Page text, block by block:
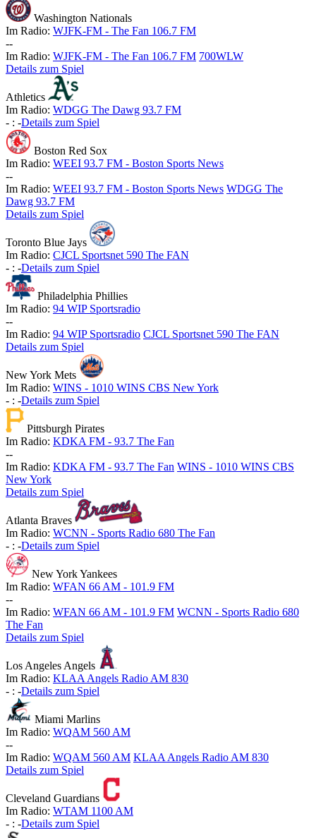
Washington Nationals
Im Radio: WJFK-FM - The Fan 106.7 FM
--
Im Radio: WJFK-FM - The Fan 106.7 FM 700WLW
Details zum Spiel
Athletics
Im Radio: WDGG The Dawg 93.7 FM
- : -Details zum Spiel
Boston Red Sox
Im Radio: WEEI 93.7 FM - Boston Sports News
--
Im Radio: WEEI 93.7 FM - Boston Sports News WDGG The
Dawg 93.7 FM
Details zum Spiel
Toronto Blue Jays
Im Radio: CJCL Sportsnet 590 The FAN
- : -Details zum Spiel
Philadelphia Phillies
Im Radio: 94 WIP Sportsradio
--
Im Radio: 94 WIP Sportsradio CJCL Sportsnet 590 The FAN
Details zum Spiel
New York Mets
Im Radio: WINS - 1010 WINS CBS New York
- : -Details zum Spiel
Pittsburgh Pirates
Im Radio: KDKA FM - 93.7 The Fan
--
Im Radio: KDKA FM - 93.7 The Fan WINS - 1010 WINS CBS
New York
Details zum Spiel
Atlanta Braves
Im Radio: WCNN - Sports Radio 680 The Fan
- : -Details zum Spiel
New York Yankees
Im Radio: WFAN 66 AM - 101.9 FM
--
Im Radio: WFAN 66 AM - 101.9 FM WCNN - Sports Radio 680
The Fan
Details zum Spiel
Los Angeles Angels
Im Radio: KLAA Angels Radio AM 830
- : -Details zum Spiel
Miami Marlins
Im Radio: WQAM 560 AM
--
Im Radio: WQAM 560 AM KLAA Angels Radio AM 830
Details zum Spiel
Cleveland Guardians
Im Radio: WTAM 1100 AM
- : -Details zum Spiel